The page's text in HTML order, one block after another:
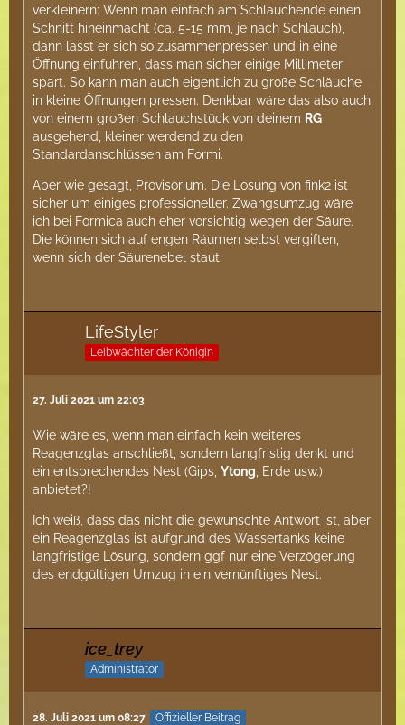
verkleinern: Wenn man einfach am Schlauchende einen
Schnitt hineinmacht (ca. 5-15 mm, je nach Schlauch),
dann lässt er sich so zusammenpressen und in eine
Öffnung einführen, dass man sicher einige Millimeter
spart. So kann man auch eigentlich zu große Schläuche
in kleine Öffnungen pressen. Denkbar wäre das also auch
von einem großen Schlauchstück von deinem RG
ausgehend, kleiner werdend zu den
Standardanschlüssen am Formi.
Aber wie gesagt, Provisorium. Die Lösung von fink2 ist
sicher um einiges professioneller. Zwangsumzug wäre
ich bei Formica auch eher vorsichtig wegen der Säure.
Die können sich auf engen Räumen selbst vergiften,
wenn sich der Säurenebel staut.
LifeStyler
Leibwächter der Königin
27. Juli 2021 um 22:03
Wie wäre es, wenn man einfach kein weiteres
Reagenzglas anschließt, sondern langfristig denkt und
ein entsprechendes Nest (Gips, Ytong , Erde usw.)
anbietet?!
Ich weiß, dass das nicht die gewünschte Antwort ist, aber
ein Reagenzglas ist aufgrund des Wassertanks keine
langfristige Lösung, sondern ggf nur eine Verzögerung
des endgültigen Umzug in ein vernünftiges Nest.
ice_trey
Administrator
28. Juli 2021 um 08:27 Offizieller Beitrag